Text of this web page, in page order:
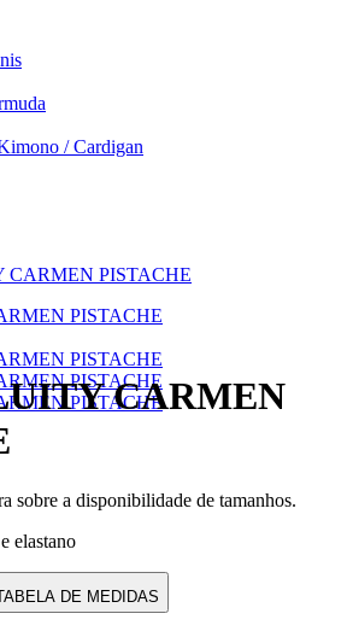
/ Cardigan
PISTACHE
CARMEN
sobre a disponibilidade de tamanhos.
elastano
DE MEDIDAS